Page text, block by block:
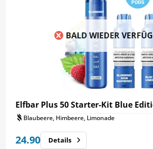
BALD WIEDER
Elfbar Plus 50 Starter-Kit Blue
Blaubeere, Himbeere, Limonade
24.90 Details